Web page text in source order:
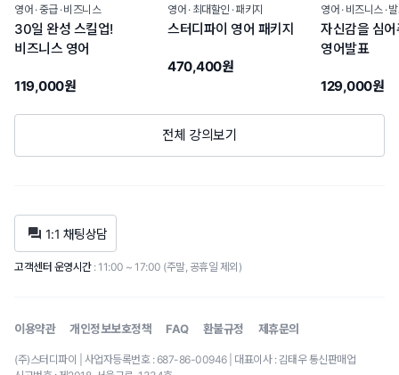
영어 중급 비즈니스
30일 완성 스킬업!
비즈니스 영어
119,000원
영어 최대할인 패키지
스터디파이 영어 패키지
470,400원
영어 비즈니스
자신감을 심
영어발표
129,000원
전체 강의보기
이용약관 개인정보보호정책 FAQ 환불규정 제휴문의
(주)스터디파이 | 사업자등록번호 : 687-86-00946 | 대표이사 : 김태우 통신판매업
고객센터 운영시간 : 11:00 ~ 17:00 (주말, 공휴일 제외)
1:1 채팅상담